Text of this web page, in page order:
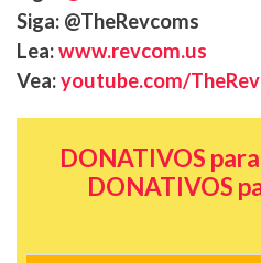
Siga: @TheRevcoms
Lea:www.revcom.us
Vea:youtube.com/
DONATIVOS
DONATIVOS